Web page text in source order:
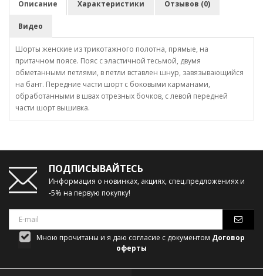
Описание Характеристики Отзывов (0)
Видео
Шорты женские из трикотажного полотна, прямые, на
притачном поясе. Пояс с эластичной тесьмой, двумя
обметанными петлями, в петли вставлен шнур, завязывающийся
на бант. Передние части шорт с боковыми карманами,
обработанными в швах отрезных бочков, с левой передней
части шорт вышивка.
ПОДПИСЫВАЙТЕСЬ
Информация о новинках, акциях, спец.предложениях и
-5% на первую покупку!
Мною прочитаны и я даю согласие с документом Договор
оферты